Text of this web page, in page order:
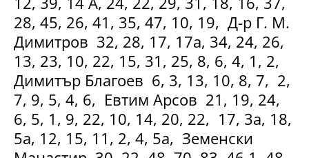
28, 45, 26, 41, 35, 47, 10, 19, Д-р Г. М.
Димитров 32, 28, 17, 17а, 34, 24, 26,
13, 23, 10, 22, 15, 31, 25, 8, 6, 4, 1, 2,
Димитър Благоев 6, 3, 13, 10, 8, 7, 2,
7, 9, 5, 4, 6, Евтим Арсов 21, 19, 24,
6, 5, 1, 9, 22, 10, 14, 20, 22, 17, 3а, 18,
5а, 12, 15, 11, 2, 4, 5а, Земенски